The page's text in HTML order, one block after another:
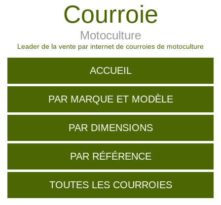
Courroie
Motoculture
Leader de la vente par internet de courroies de motoculture
ACCUEIL
PAR MARQUE ET MODÈLE
PAR DIMENSIONS
PAR RÉFÉRENCE
TOUTES LES COURROIES